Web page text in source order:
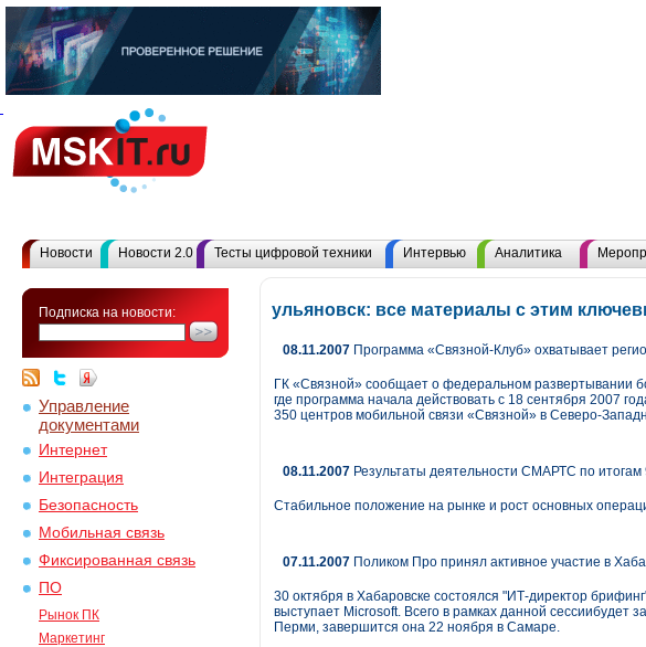
Новости Новости 2.0 Тесты цифровой техники Интервью Аналитика
Подписка на новости:
Управление
документами
Интернет
Интеграция
Безопасность
Мобильная связь
Фиксированная связь
ПО
Рынок ПК
Маркетинг
ульяновск: все материалы с этим
08.11.2007 Программа «Связной-Клуб» охватывает
ГК «Связной» сообщает о федеральном развертывании
где программа начала действовать с 18 сентября 2007
350 центров мобильной связи «Связной» в Северо-
08.11.2007 Результаты деятельности СМАРТС по итогам
Стабильное положение на рынке и рост основных
07.11.2007 Поликом Про принял активное участие в
30 октября в Хабаровске состоялся "ИТ-директор
выступает Microsoft. Всего в рамках данной сессиибудет
Перми, завершится она 22 ноября в Самаре.